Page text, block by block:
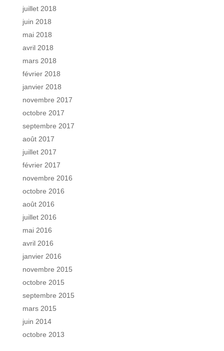
juillet 2018
juin 2018
mai 2018
avril 2018
mars 2018
février 2018
janvier 2018
novembre 2017
octobre 2017
septembre 2017
août 2017
juillet 2017
février 2017
novembre 2016
octobre 2016
août 2016
juillet 2016
mai 2016
avril 2016
janvier 2016
novembre 2015
octobre 2015
septembre 2015
mars 2015
juin 2014
octobre 2013